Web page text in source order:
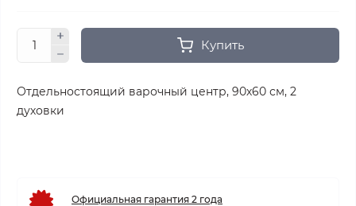
Купить
Отдельностоящий варочный центр, 90х60 см, 2
духовки
Официальная гарантия 2 года